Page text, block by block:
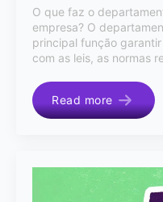
O que faz o
empresa? O
principal função
com as leis, as normas
Read more